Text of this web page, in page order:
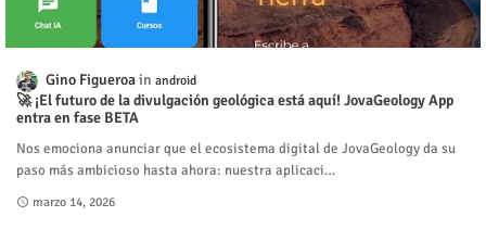
Gino Figueroa android
🚀 ¡El futuro de la divulgación geológica está aquí! JovaGeology App
entra en fase BETA
Nos emociona anunciar que el ecosistema digital de JovaGeology da su
paso más ambicioso hasta ahora: nuestra aplicaci…
marzo 14, 2026